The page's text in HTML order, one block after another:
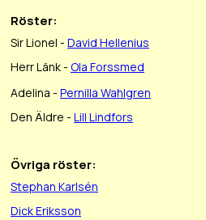
Röster:
Sir Lionel - David Hellenius
Herr Länk - Ola Forssmed
Adelina - Pernilla Wahlgren
Den Äldre - Lill Lindfors
Övriga röster:
Stephan Karlsén
Dick Eriksson